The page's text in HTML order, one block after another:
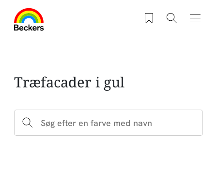
Saved products
Søg
Træfacader i gul